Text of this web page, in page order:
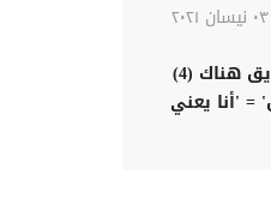
رسائل إلى صديق هناك (4)
'أنا يعني